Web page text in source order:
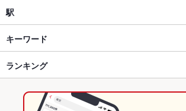
和風
本山・覚王山・藤が丘 × 居酒屋
本山・覚王山・藤が丘 × 和風
藤が丘駅 × 居酒屋
藤が丘(名古屋)
藤が丘(名古屋) × 居酒屋
藤が丘(名古屋) × 和風
藤が丘(名古屋) × 和食
駅
はなみずき通駅
藤が丘駅
本郷駅
キーワード
手羽先 からあげ
つくね 鶏皮 もつ鍋
ランキング
愛知のグルメランキング